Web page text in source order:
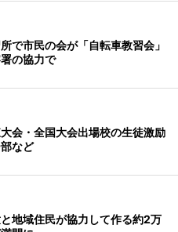
で市民の会が「自転車教習会」
の協力で
会・全国大会出場校の生徒激励
など
地域住民が協力して作る約2万